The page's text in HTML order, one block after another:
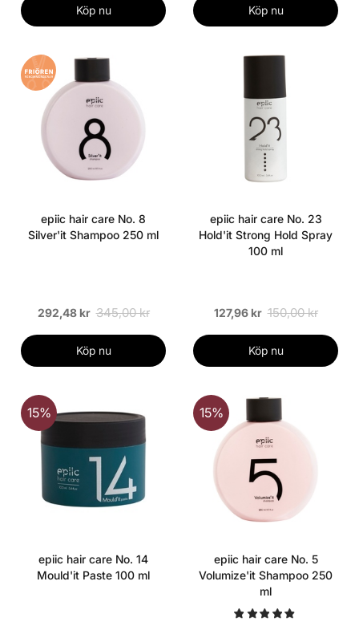
Köp nu Köp nu
epiic hair care No. 8
Silver'it Shampoo 250 ml
292,48 kr 345,00 kr
Köp nu
epiic hair care No. 23
Hold'it Strong Hold Spray
100 ml
127,96 kr 150,00 kr
Köp nu
15%
epiic hair care No. 14
Mould'it Paste 100 ml
15%
epiic hair care No. 5
Volumize'it Shampoo 250
ml